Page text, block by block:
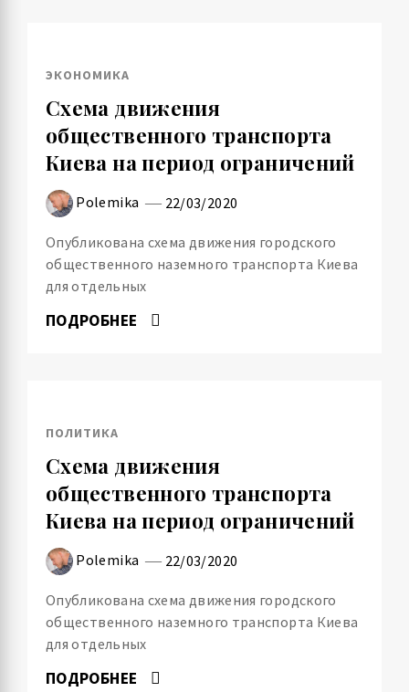
ЭКОНОМИКА
Схема движения
общественного транспорта
Киева на период ограничений
Polemika 22/03/2020
Опубликована схема движения городского
общественного наземного транспорта Киева
для отдельных
ПОДРОБНЕЕ
ПОЛИТИКА
Схема движения
общественного транспорта
Киева на период ограничений
Polemika 22/03/2020
Опубликована схема движения городского
общественного наземного транспорта Киева
для отдельных
ПОДРОБНЕЕ